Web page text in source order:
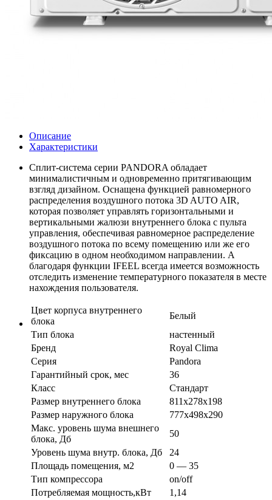
Описание
Характеристики
Сплит-система серии PANDORA обладает
минималистичным и одновременно притягивающим
взгляд дизайном. Оснащена функцией равномерного
распределения воздушного потока 3D AUTO AIR,
которая позволяет управлять горизонтальными и
вертикальными жалюзи внутреннего блока с пульта
управления, обеспечивая равномерное распределение
воздушного потока по всему помещению или же его
фиксацию в одном необходимом направлении. А
благодаря функции IFEEL всегда имеется возможность
отследить изменение температурного показателя в месте
нахождения пользователя.
Цвет корпуса внутреннего
блока
Белый
Тип блока
настенный
Бренд
Royal Clima
Серия
Pandora
Гарантийный срок, мес
36
Класс
Стандарт
Размер внутреннего блока
811х278х198
Размер наружного блока
777х498х290
Макс. уровень шума внешнего
блока, Дб
50
Уровень шума внутр. блока, Дб
24
Площадь помещения, м2
0 — 35
Тип компрессора
on/off
Потребляемая мощность,кВт
1,14